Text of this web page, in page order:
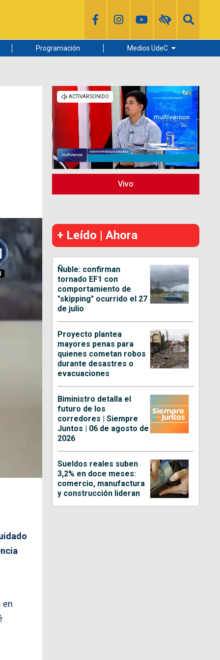
Programación Medios UdeC
Radio UdeC
Noticias UdeC
La Discusión
en
Vivo
+ Leído | Ahora
Ñuble: confirman
tornado EF1 con
comportamiento de
"skipping" ocurrido el 27
de julio
Proyecto plantea
mayores penas para
quienes cometan robos
durante desastres o
evacuaciones
Biministro detalla el
futuro de los
corredores | Siempre
Juntos | 06 de agosto de
2026
Sueldos reales suben
3,2% en doce meses:
comercio, manufactura
y construcción lideran